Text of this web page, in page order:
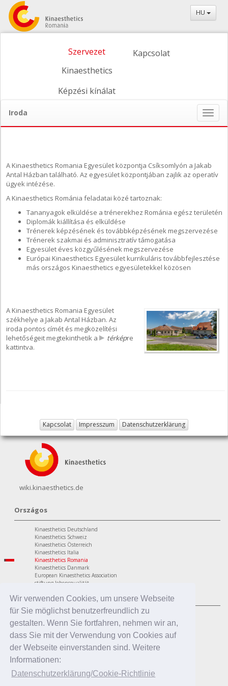
Wir verwenden Cookies, um unsere Webseite
für Sie möglichst benutzerfreundlich zu
gestalten. Wenn Sie fortfahren, nehmen wir an,
dass Sie mit der Verwendung von Cookies auf
der Webseite einverstanden sind. Weitere
Informationen:
Datenschutzerklärung/Cookie-Richtlinie
HU
Szervezet
Kinaesthetics
Képzési kínálat
Kapcsolat
Iroda
ein-/
A Kinaesthetics Romania Egyesület központja Csíksomlyón a Jakab
Antal Házban található. Az egyesület központjában zajlik az operatív
ügyek intézése.
A Kinaesthetics Románia feladatai közé tartoznak:
Tananyagok elküldése a trénerekhez Románia egész területén
Diplomák kiállítása és elküldése
Trénerek képzésének és továbbképzésének megszervezése
Trénerek szakmai és adminisztratív támogatása
Egyesület éves közgyűlésének megszervezése
Európai Kinaesthetics Egyesület kurrikuláris továbbfejlesztése
más országos Kinaesthetics egyesületekkel közösen
A Kinaesthetics Romania Egyesület
székhelye a Jakab Antal Házban. Az
iroda pontos címét és megközelítési
lehetőségeit megtekinthetik a
térképre
kattintva.
Kapcsolat Impresszum Datenschutzerklärung
wiki.kinaesthetics.de
Országos
Kinaesthetics Deutschland
Kinaesthetics Schweiz
Kinaesthetics Österreich
Kinaesthetics Italia
Kinaesthetics Romania
Kinaesthetics Danmark
European Kinaesthetics Association
stiftung lebensqualität
A programok
Személyes terület
Kinaesthetics életminőség az időskorban
Kinaesthetics egészség a munkahelyen
Kinaesthetics kreatív tanulás
Szakmai terület
Kinaesthetics az ápolásban
Kinaesthetics ápoló hozzátartozók
Kinaesthetics a nevelésben